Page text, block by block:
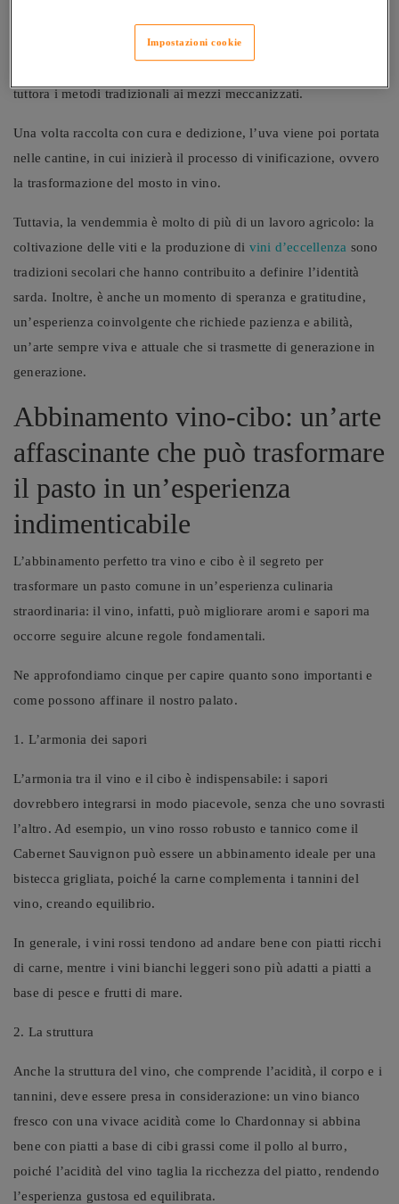
tralci, e le famiglie e la comunità si riuniscono nei vigneti al
tuttora i metodi tradizionali ai mezzi meccanizzati.
Una volta raccolta con cura e dedizione, l’uva viene poi portata
nelle cantine, in cui inizierà il processo di vinificazione, ovvero
la trasformazione del mosto in vino.
Tuttavia, la vendemmia è molto di più di un lavoro agricolo: la
coltivazione delle viti e la produzione di vini d’eccellenza sono
tradizioni secolari che hanno contribuito a definire l’identità
sarda. Inoltre, è anche un momento di speranza e gratitudine,
un’esperienza coinvolgente che richiede pazienza e abilità,
un’arte sempre viva e attuale che si trasmette di generazione in
generazione.
Abbinamento vino-cibo: un’arte
affascinante che può trasformare
il pasto in un’esperienza
indimenticabile
L’abbinamento perfetto tra vino e cibo è il segreto per
trasformare un pasto comune in un’esperienza culinaria
straordinaria: il vino, infatti, può migliorare aromi e sapori ma
occorre seguire alcune regole fondamentali.
Ne approfondiamo cinque per capire quanto sono importanti e
come possono affinare il nostro palato.
1. L’armonia dei sapori
L’armonia tra il vino e il cibo è indispensabile: i sapori
dovrebbero integrarsi in modo piacevole, senza che uno sovrasti
l’altro. Ad esempio, un vino rosso robusto e tannico come il
Cabernet Sauvignon può essere un abbinamento ideale per una
bistecca grigliata, poiché la carne complementa i tannini del
vino, creando equilibrio.
In generale, i vini rossi tendono ad andare bene con piatti ricchi
di carne, mentre i vini bianchi leggeri sono più adatti a piatti a
base di pesce e frutti di mare.
2. La struttura
Anche la struttura del vino, che comprende l’acidità, il corpo e i
tannini, deve essere presa in considerazione: un vino bianco
fresco con una vivace acidità come lo Chardonnay si abbina
bene con piatti a base di cibi grassi come il pollo al burro,
poiché l’acidità del vino taglia la ricchezza del piatto, rendendo
l’esperienza gustosa ed equilibrata.
Impostazioni cookie